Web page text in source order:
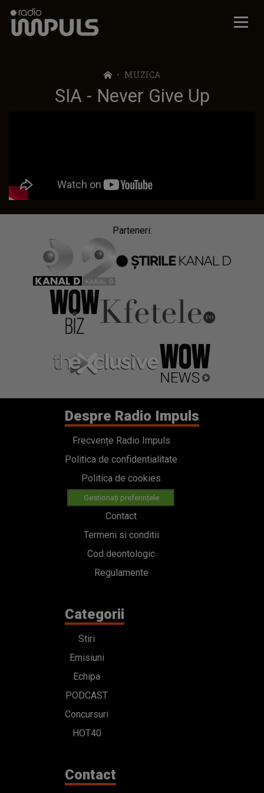
Radio Impuls
MUZICA
SIA - Never Give Up
Parteneri:
Despre Radio Impuls
Frecvențe Radio Impuls
Politica de confidentialitate
Politica de cookies
Gestionați preferințele
Contact
Termeni si conditii
Cod deontologic
Regulamente
Categorii
Stiri
Emisiuni
Echipa
PODCAST
Concursuri
HOT40
Contact